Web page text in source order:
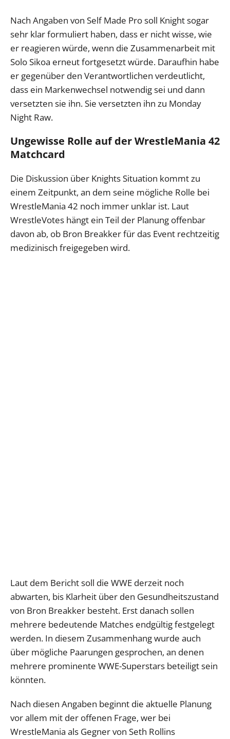
Nach Angaben von Self Made Pro soll Knight sogar
sehr klar formuliert haben, dass er nicht wisse, wie
er reagieren würde, wenn die Zusammenarbeit mit
Solo Sikoa erneut fortgesetzt würde. Daraufhin habe
er gegenüber den Verantwortlichen verdeutlicht,
dass ein Markenwechsel notwendig sei und dann
versetzten sie ihn. Sie versetzten ihn zu Monday
Night Raw.
Ungewisse Rolle auf der WrestleMania 42
Matchcard
Die Diskussion über Knights Situation kommt zu
einem Zeitpunkt, an dem seine mögliche Rolle bei
WrestleMania 42 noch immer unklar ist. Laut
WrestleVotes hängt ein Teil der Planung offenbar
davon ab, ob Bron Breakker für das Event rechtzeitig
medizinisch freigegeben wird.
Laut dem Bericht soll die WWE derzeit noch
abwarten, bis Klarheit über den Gesundheitszustand
von Bron Breakker besteht. Erst danach sollen
mehrere bedeutende Matches endgültig festgelegt
werden. In diesem Zusammenhang wurde auch
über mögliche Paarungen gesprochen, an denen
mehrere prominente WWE-Superstars beteiligt sein
könnten.
Nach diesen Angaben beginnt die aktuelle Planung
vor allem mit der offenen Frage, wer bei
WrestleMania als Gegner von Seth Rollins